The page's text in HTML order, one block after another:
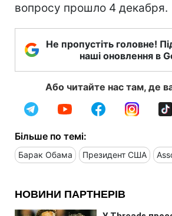
вопросу прошло 4 декабря.
Не пропустіть головне!
наші оновлення в
Або читайте нас там, де
Більше по темі:
Барак Обама Президент США